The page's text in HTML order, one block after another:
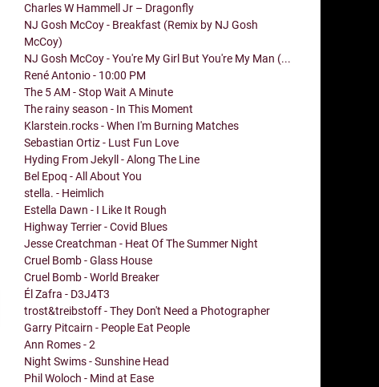
Charles W Hammell Jr – Dragonfly
NJ Gosh McCoy - Breakfast (Remix by NJ Gosh
McCoy)
NJ Gosh McCoy - You're My Girl But You're My Man (...
René Antonio - 10:00 PM
The 5 AM - Stop Wait A Minute
The rainy season - In This Moment
Klarstein.rocks - When I'm Burning Matches
Sebastian Ortiz - Lust Fun Love
Hyding From Jekyll - Along The Line
Bel Epoq - All About You
stella. - Heimlich
Estella Dawn - I Like It Rough
Highway Terrier - Covid Blues
Jesse Creatchman - Heat Of The Summer Night
Cruel Bomb - Glass House
Cruel Bomb - World Breaker
Él Zafra - D3J4T3
trost&treibstoff - They Don't Need a Photographer
Garry Pitcairn - People Eat People
Ann Romes - 2
Night Swims - Sunshine Head
Phil Woloch - Mind at Ease